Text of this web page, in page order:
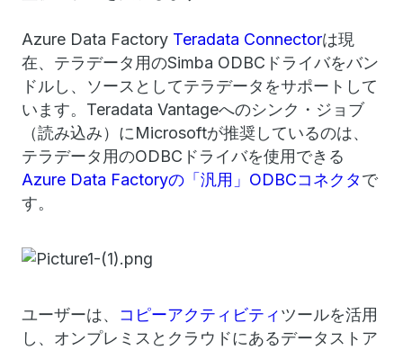
Azure Data Factory Teradata Connectorは現
在、テラデータ用のSimba ODBCドライバをバン
ドルし、ソースとしてテラデータをサポートして
います。Teradata Vantageへのシンク・ジョブ
（読み込み）にMicrosoftが推奨しているのは、
テラデータ用のODBCドライバを使用できる
Azure Data Factoryの「汎用」ODBCコネクタで
す。
ユーザーは、 コピーアクティビティツールを活用
し、オンプレミスとクラウドにあるデータストア